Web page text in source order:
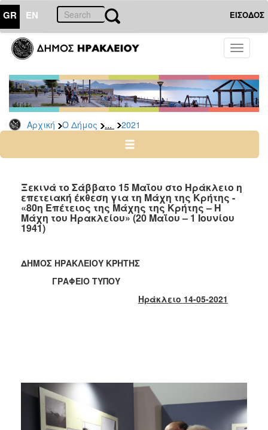
GR EN ΕΙΣΟΔΟΣ
Toggle
Αρχική Ο Δήμος ... 2021
ΔΗΜΟΣ
Δελτία
Τύπου
Αρχείο
2026
2024
2022
2021
2018
2017
2010
2006
Ξεκινά το Σάββατο 15 Μαΐου στο Ηράκλειο η
επετειακή έκθεση για τη Μάχη της Κρήτης -
«80η Επέτειος της Μάχης της Κρήτης – Η
Μάχη του Ηρακλείου» (20 Μαΐου – 1 Ιουνίου
1941)
ΔΗΜΟΣ ΗΡΑΚΛΕΙΟΥ ΚΡΗΤΗΣ
ΓΡΑΦΕΙΟ ΤΥΠΟΥ
Ηράκλειο 14-05-2021